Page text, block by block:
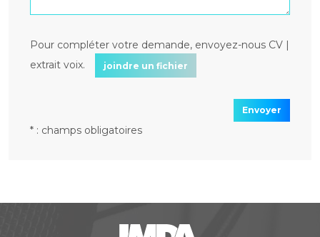
Pour compléter votre demande, envoyez-nous CV |
extrait voix.
joindre un fichier
Envoyer
* : champs obligatoires